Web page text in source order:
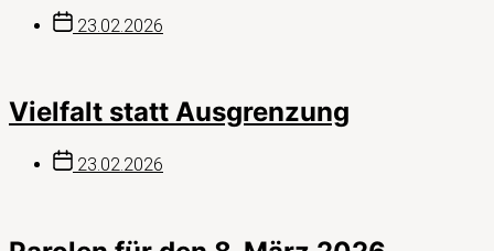
Beitragsdatum
23.02.2026
Vielfalt statt Ausgrenzung
Beitragsdatum
23.02.2026